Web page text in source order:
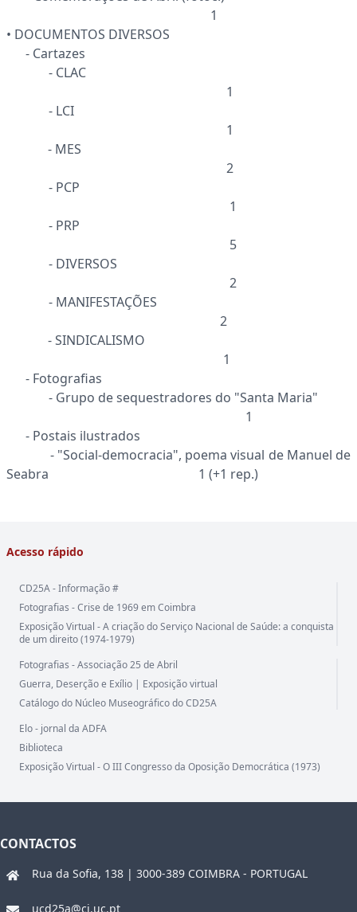
1
• DOCUMENTOS DIVERSOS
- Cartazes
- CLAC
1
- LCI
1
- MES
2
- PCP
1
- PRP
5
- DIVERSOS
2
- MANIFESTAÇÕES
2
- SINDICALISMO
1
- Fotografias
- Grupo de sequestradores do "Santa Maria"
1
- Postais ilustrados
- "Social-democracia", poema visual de Manuel de
Seabra 1 (+1 rep.)
Acesso rápido
CD25A - Informação #
Fotografias - Crise de 1969 em Coimbra
Exposição Virtual - A criação do Serviço Nacional de Saúde: a conquista
de um direito (1974-1979)
Fotografias - Associação 25 de Abril
Guerra, Deserção e Exílio | Exposição virtual
Catálogo do Núcleo Museográfico do CD25A
Elo - jornal da ADFA
Biblioteca
Exposição Virtual - O III Congresso da Oposição Democrática (1973)
CONTACTOS
Rua da Sofia, 138 | 3000-389 COIMBRA - PORTUGAL
ucd25a@ci.uc.pt